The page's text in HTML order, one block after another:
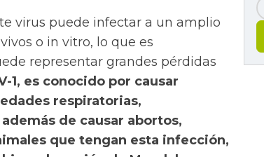
virus puede infectar a un amplio
o in vitro, lo que es
representar grandes pérdidas
1, es conocido por causar
respiratorias,
de causar abortos,
que tengan esta infección,